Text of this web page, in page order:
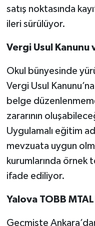
satış noktasında
ileri sürülüyor.
Vergi Usul Kanunu
Okul bünyesinde
Vergi Usul
belge
zararının
Uygulamalı eğitim
mevzuata uygun
kurumlarında
ifade ediliyor.
Yalova TOBB
Geçmişte